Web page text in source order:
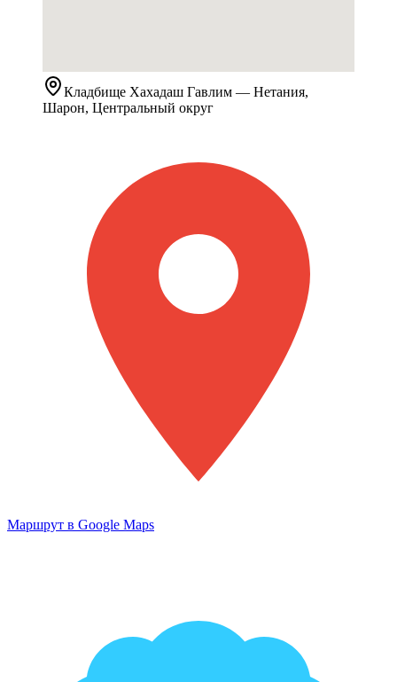
Кладбище Хахадаш Гавлим — Нетания,
Шарон, Центральный округ
Маршрут в Google Maps